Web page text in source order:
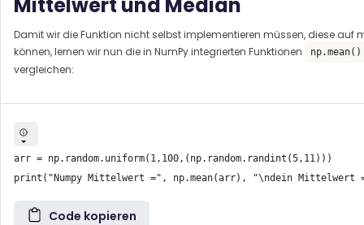
Damit wir die Funktion nicht selbst implementieren müssen, diese
können, lernen wir nun die in NumPy integrierten Funktionen
np.mean()
vergleichen:
arr = np.random.uniform(1,100,(np.random.randint(5,11)))
Code kopieren